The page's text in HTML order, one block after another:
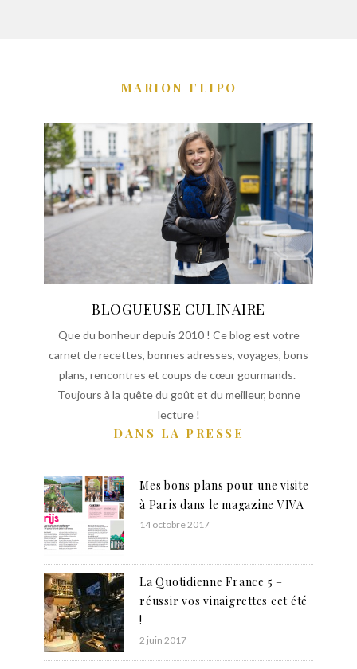
MARION FLIPO
BLOGUEUSE CULINAIRE
Que du bonheur depuis 2010 ! Ce blog est votre
carnet de recettes, bonnes adresses, voyages, bons
plans, rencontres et coups de cœur gourmands.
Toujours à la quête du goût et du meilleur, bonne
lecture !
DANS LA PRESSE
Mes bons plans pour une visite
à Paris dans le magazine VIVA
14 octobre 2017
La Quotidienne France 5 –
réussir vos vinaigrettes cet été
!
2 juin 2017